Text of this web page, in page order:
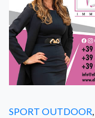
SPORT OUTDOOR,